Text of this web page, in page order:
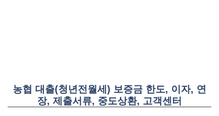
농협 대출(청년전월세) 보증금 한도, 이자, 연
장, 제출서류, 중도상환, 고객센터